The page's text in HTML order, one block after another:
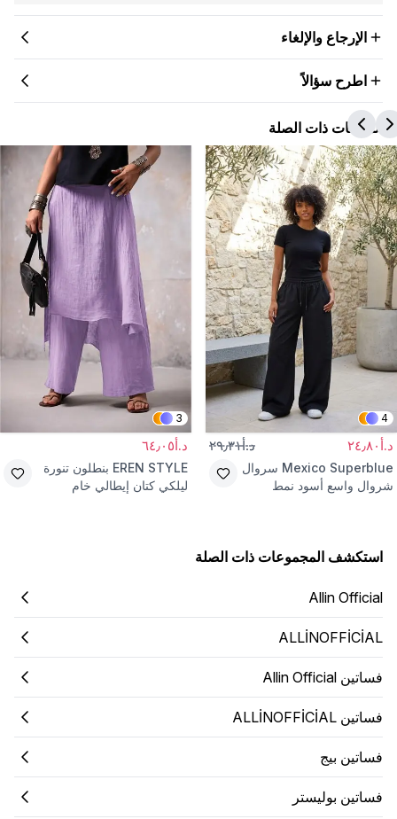
الإرجاع والإلغاء
اطرح سؤالاً
المنتجات ذات الصلة
4
د.أ٢٤٫٨٠ د.أ٢٩٫٣١
Mexico Superblue سروال
شروال واسع أسود نمط
3
د.أ٦٤٫٠٥
EREN STYLE بنطلون تنورة
ليلكي كتان إيطالي خام
استكشف المجموعات ذات الصلة
Allin Official
ALLİNOFFİCİAL
فساتين Allin Official
فساتين ALLİNOFFİCİAL
فساتين بيج
فساتين بوليستر